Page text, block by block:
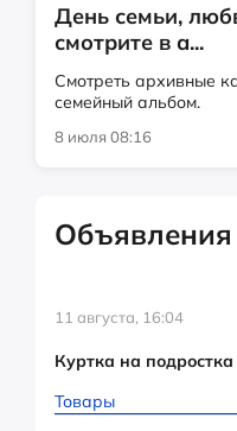
День семьи,
смотрите в а...
Смотреть архивные
семейный альбом.
8 июля 08:16
Объявления
11 августа, 16:04
Куртка на подростка
Товары